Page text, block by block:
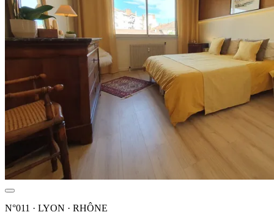
N°011 · LYON · RHÔNE